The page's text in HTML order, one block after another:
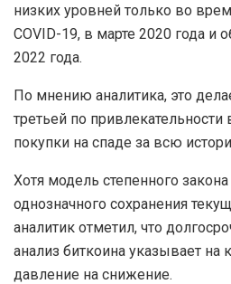
низких уровней только во
COVID-19, в марте 2020 года и
2022 года.
По мнению аналитика, это
третьей по
покупки на спаде за всю
Хотя модель степенного закона
однозначного сохранения
аналитик отметил, что
анализ биткоина указывает на
давление на снижение.